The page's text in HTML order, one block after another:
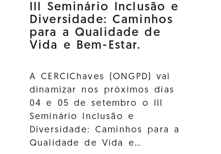
III Seminário Inclusão e
Diversidade: Caminhos
para a Qualidade de
Vida e Bem-Estar.
A CERCIChaves (ONGPD) vai
dinamizar nos próximos dias
04 e 05 de setembro o III
Seminário Inclusão e
Diversidade: Caminhos para a
Qualidade de Vida e…